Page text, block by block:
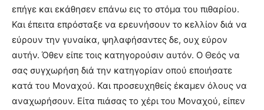
επήγε και εκάθησεν επάνω εις το στόμα του πιθαρίου.
Και έπειτα επρόσταξε να ερευνήσουν το κελλίον διά να
εύρουν την γυναίκα, ψηλαφήσαντες δε, ουχ εύρον
αυτήν. Όθεν είπε τοις κατηγορούσιν αυτόν. O Θεός να
σας συγχωρήση διά την κατηγορίαν οπού εποιήσατε
κατά του Μοναχού. Και προσευχηθείς έκαμεν όλους να
αναχωρήσουν. Eίτα πιάσας το χέρι του Μοναχού, είπεν